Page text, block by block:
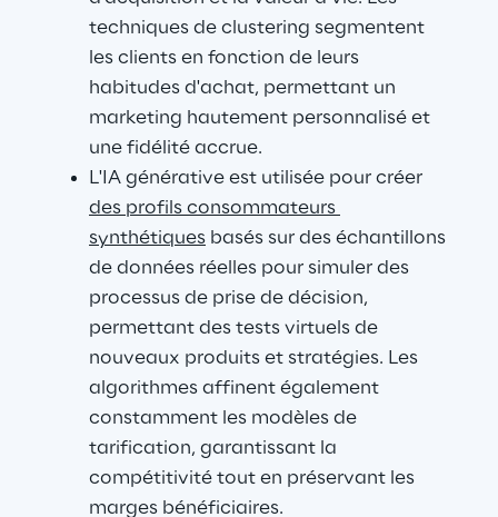
techniques de clustering segmentent
les clients en fonction de leurs
habitudes d'achat, permettant un
marketing hautement personnalisé et
une fidélité accrue.
L'IA générative est utilisée pour créer
des profils consommateurs
synthétiques basés sur des échantillons
de données réelles pour simuler des
processus de prise de décision,
permettant des tests virtuels de
nouveaux produits et stratégies. Les
algorithmes affinent également
constamment les modèles de
tarification, garantissant la
compétitivité tout en préservant les
marges bénéficiaires.